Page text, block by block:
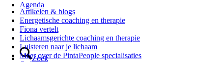
Agenda
Zoek
Artikelen & blogs
Energetische coaching en therapie
Fiona vertelt
Lichaamsgerichte coaching en therapie
Luisteren naar je lichaam
Meer over de PintaPeople specialisaties